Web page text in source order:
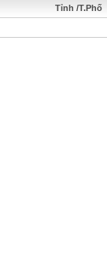
Tỉnh /T.Phố